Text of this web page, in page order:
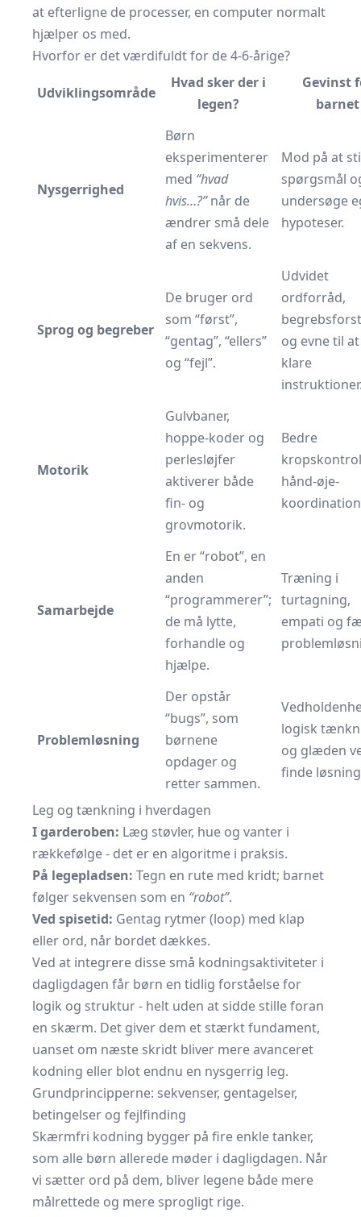
at efterligne de processer, en computer normalt
hjælper os med.
Hvorfor er det værdifuldt for de 4-6-årige?
Udviklingsområde
Hvad sker der i
legen?
Gevinst
barnet
Nysgerrighed
Børn
eksperimenterer
med “hvad
hvis…?”når de
ændrer små dele
af en sekvens.
Mod på at
spørgsmål
undersøge
hypoteser.
Sprog og begreber
De bruger ord
som “først”,
“gentag”, “ellers”
og “fejl”.
Udvidet
ordforråd,
og evne til
klare
Motorik
Gulvbaner,
hoppe-koder og
perlesløjfer
aktiverer både
fin- og
grovmotorik.
Bedre
hånd-øje-
Samarbejde
En er “robot”, en
anden
“programmerer”;
de må lytte,
forhandle og
hjælpe.
Træning i
turtagning,
empati og
Problemløsning
Der opstår
“bugs”, som
børnene
opdager og
retter sammen.
logisk
og glæden
finde
Leg og tænkning i hverdagen
I garderoben: Læg støvler, hue og vanter i
rækkefølge - det er en algoritme i praksis.
På legepladsen: Tegn en rute med kridt; barnet
følger sekvensen som en “robot”.
Ved spisetid: Gentag rytmer (loop) med klap
eller ord, når bordet dækkes.
Ved at integrere disse små kodningsaktiviteter i
dagligdagen får børn en tidlig forståelse for
logik og struktur - helt uden at sidde stille foran
en skærm. Det giver dem et stærkt fundament,
uanset om næste skridt bliver mere avanceret
kodning eller blot endnu en nysgerrig leg.
Grundprincipperne: sekvenser, gentagelser,
betingelser og fejlfinding
Skærmfri kodning bygger på fire enkle tanker,
som alle børn allerede møder i dagligdagen. Når
vi sætter ord på dem, bliver legene både mere
målrettede og mere sprogligt rige.